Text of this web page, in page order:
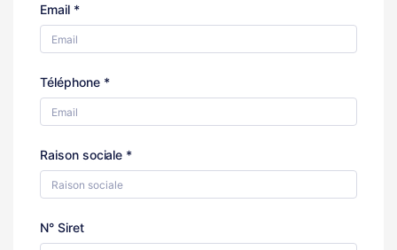
Email *
Téléphone *
Raison sociale *
N° Siret